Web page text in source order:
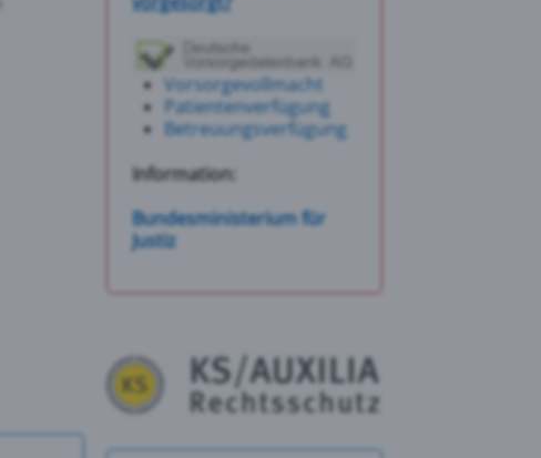
Vorsorgevollmacht
Patientenverfügung
Betreuungsverfügung
Information:
Bundesministerium für
Justiz